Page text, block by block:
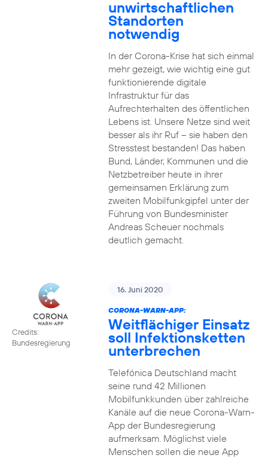
unwirtschaftlichen
Standorten
notwendig
In der Corona-Krise hat sich einmal
mehr gezeigt, wie wichtig eine gut
funktionierende digitale
Infrastruktur für das
Aufrechterhalten des öffentlichen
Lebens ist. Unsere Netze sind weit
besser als ihr Ruf – sie haben den
Stresstest bestanden! Das haben
Bund, Länder, Kommunen und die
Netzbetreiber heute in ihrer
gemeinsamen Erklärung zum
zweiten Mobilfunkgipfel unter der
Führung von Bundesminister
Andreas Scheuer nochmals
deutlich gemacht.
Credits:
Bundesregierung
16. Juni 2020
CORONA-WARN-APP:
Weitflächiger Einsatz
soll Infektionsketten
unterbrechen
Telefónica Deutschland macht
seine rund 42 Millionen
Mobilfunkkunden über zahlreiche
Kanäle auf die neue Corona-Warn-
App der Bundesregierung
aufmerksam. Möglichst viele
Menschen sollen die neue App